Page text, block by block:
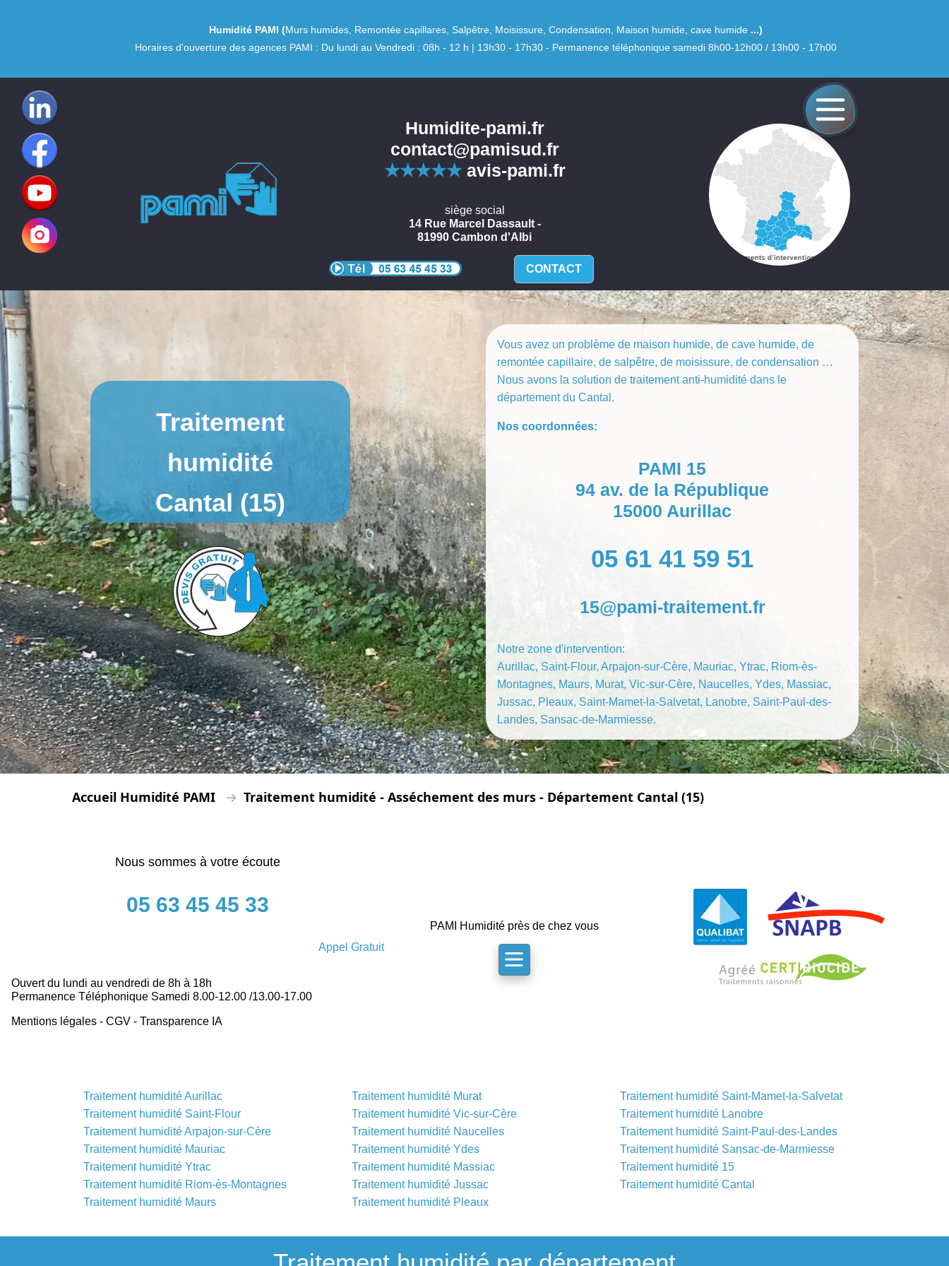
Humidité PAMI (Murs humides, Remontée capillares, Salpêtre, Moisissure, Condensation, Maison humide, cave humide ...)
Horaires d'ouverture des agences PAMI : Du lundi au Vendredi : 08h - 12 h | 13h30 - 17h30 - Permanence téléphonique samedi 8h00-12h00 / 13h00 - 17h00
Humidite-pami.fr
contact@pamisud.fr
★★★★★avis-pami.fr
siège social
14 Rue Marcel Dassault -
81990 Cambon d'Albi
CONTACT
Traitement
humidité
Cantal (15)
Vous avez un problème de maison humide, de cave humide, de
remontée capillaire, de salpêtre, de moisissure, de condensation …
Nous avons la solution de traitement anti-humidité dans le
département du Cantal.
Nos coordonnées:
PAMI 15
94 av. de la République
15000 Aurillac
05 61 41 59 51
15@pami-traitement.fr
Notre zone d'intervention:
Aurillac, Saint-Flour, Arpajon-sur-Cère, Mauriac, Ytrac, Riom-ès-
Montagnes, Maurs, Murat, Vic-sur-Cère, Naucelles, Ydes, Massiac,
Jussac, Pleaux, Saint-Mamet-la-Salvetat, Lanobre, Saint-Paul-des-
Landes, Sansac-de-Marmiesse.
Accueil Humidité PAMI Traitement humidité - Asséchement des murs - Département Cantal (15)
Nous sommes à votre écoute
05 63 45 45 33
Appel Gratuit
Ouvert du lundi au vendredi de 8h à 18h
Permanence Téléphonique Samedi 8.00-12.00 /13.00-17.00
Mentions légales - CGV - Transparence IA
PAMI Humidité près de chez vous
Traitement humidité Aurillac
Traitement humidité Saint-Flour
Traitement humidité Arpajon-sur-Cère
Traitement humidité Mauriac
Traitement humidité Ytrac
Traitement humidité Riom-ès-Montagnes
Traitement humidité Maurs
Traitement humidité Murat
Traitement humidité Vic-sur-Cère
Traitement humidité Naucelles
Traitement humidité Ydes
Traitement humidité Massiac
Traitement humidité Jussac
Traitement humidité Pleaux
Traitement humidité Saint-Mamet-la-Salvetat
Traitement humidité Lanobre
Traitement humidité Saint-Paul-des-Landes
Traitement humidité Sansac-de-Marmiesse
Traitement humidité 15
Traitement humidité Cantal